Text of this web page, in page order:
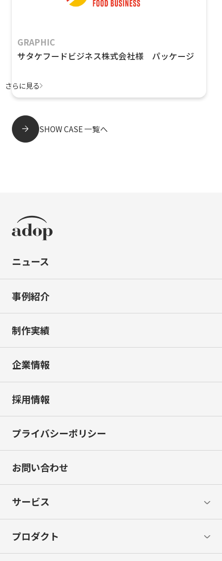
GRAPHIC
サタケフードビジネス株式会社様 パッケージ
さらに見る
SHOW CASE 一覧へ
ニュース
事例紹介
制作実績
企業情報
採用情報
プライバシーポリシー
お問い合わせ
サービス
プロダクト